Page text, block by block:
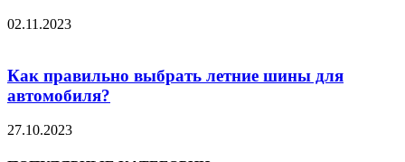
02.11.2023
Как правильно выбрать летние шины для
автомобиля?
27.10.2023